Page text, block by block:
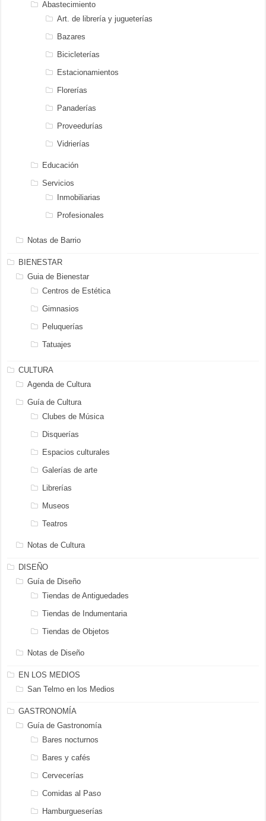
Abastecimiento
Art. de librería y jugueterías
Bazares
Bicicleterías
Estacionamientos
Florerías
Panaderías
Proveedurías
Vidrierías
Educación
Servicios
Inmobiliarias
Profesionales
Notas de Barrio
BIENESTAR
Guia de Bienestar
Centros de Estética
Gimnasios
Peluquerías
Tatuajes
CULTURA
Agenda de Cultura
Guía de Cultura
Clubes de Música
Disquerías
Espacios culturales
Galerías de arte
Librerías
Museos
Teatros
Notas de Cultura
DISEÑO
Guía de Diseño
Tiendas de Antiguedades
Tiendas de Indumentaria
Tiendas de Objetos
Notas de Diseño
EN LOS MEDIOS
San Telmo en los Medios
GASTRONOMÍA
Guía de Gastronomía
Bares nocturnos
Bares y cafés
Cervecerías
Comidas al Paso
Hamburgueserías